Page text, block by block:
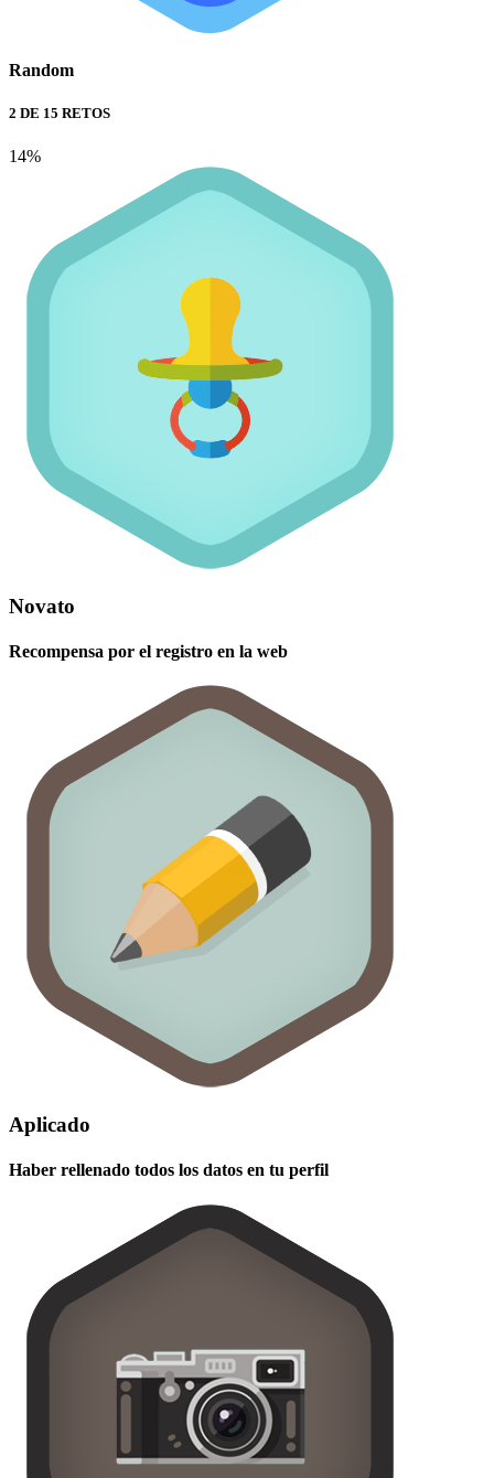
Random
2 DE 15 RETOS
14%
Novato
Recompensa por el registro en la web
Aplicado
Haber rellenado todos los datos en tu perfil